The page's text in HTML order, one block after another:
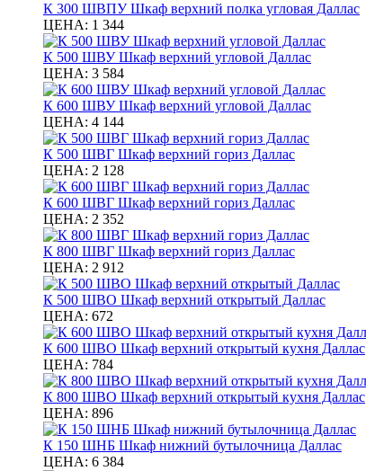
К 300 ШВПУ Шкаф верхний полка угловая Даллас
ЦЕНА: 1 344
К 500 ШВУ Шкаф верхний угловой Даллас
ЦЕНА: 3 584
К 600 ШВУ Шкаф верхний угловой Даллас
ЦЕНА: 4 144
К 500 ШВГ Шкаф верхний гориз Даллас
ЦЕНА: 2 128
К 600 ШВГ Шкаф верхний гориз Даллас
ЦЕНА: 2 352
К 800 ШВГ Шкаф верхний гориз Даллас
ЦЕНА: 2 912
К 500 ШВО Шкаф верхний открытый Даллас
ЦЕНА: 672
К 600 ШВО Шкаф верхний открытый кухня Даллас
ЦЕНА: 784
К 800 ШВО Шкаф верхний открытый кухня Даллас
ЦЕНА: 896
К 150 ШНБ Шкаф нижний бутылочница Даллас
ЦЕНА: 6 384